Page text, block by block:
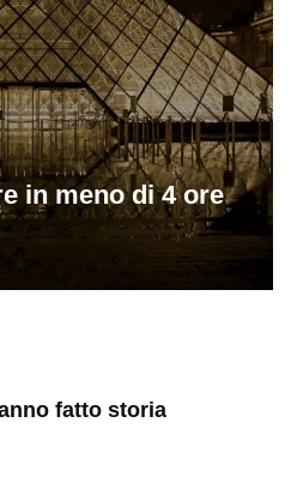
in meno di 4 ore
fatto storia